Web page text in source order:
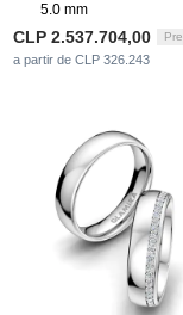
5.0 mm
CLP 2.537.704,00
a partir de CLP 326.243